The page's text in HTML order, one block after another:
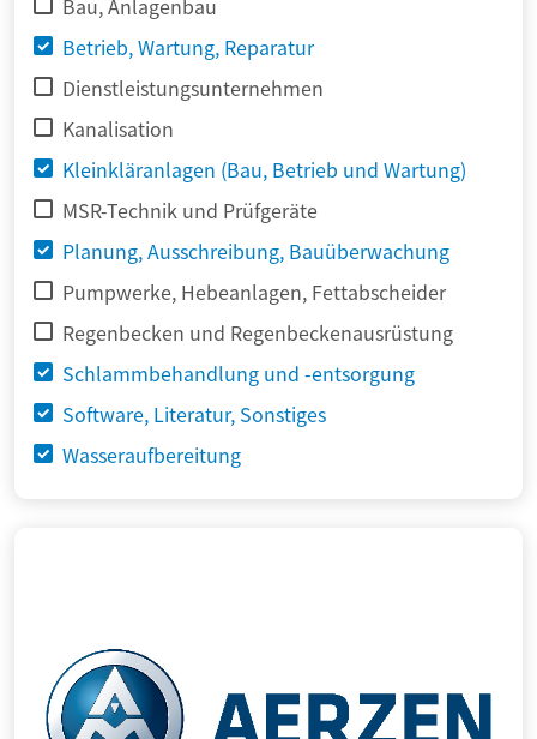
Bau, Anlagenbau
Betrieb, Wartung, Reparatur
Dienstleistungsunternehmen
Kanalisation
Kleinkläranlagen (Bau, Betrieb und Wartung)
MSR-Technik und Prüfgeräte
Planung, Ausschreibung, Bauüberwachung
Pumpwerke, Hebeanlagen, Fettabscheider
Regenbecken und Regenbeckenausrüstung
Schlammbehandlung und -entsorgung
Software, Literatur, Sonstiges
Wasseraufbereitung